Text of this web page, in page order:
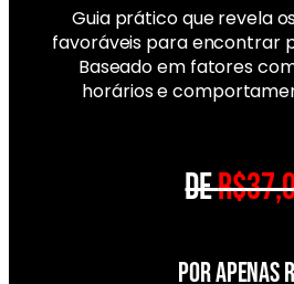
Guia prático que revela
favoráveis para encontrar
Baseado em fatores
horários e
DE
POR APENAS